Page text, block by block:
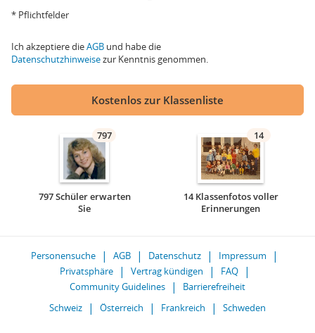
* Pflichtfelder
Ich akzeptiere dieAGB und habe die
Datenschutzhinweisezur Kenntnis genommen.
Kostenlos zur Klassenliste
797
797 Schüler erwarten
Sie
14
14 Klassenfotos voller
Erinnerungen
Personensuche AGB Datenschutz
Impressum
Privatsphäre
Vertrag kündigen
FAQ
Community Guidelines
Barrierefreiheit
Schweiz
Österreich Frankreich Schweden